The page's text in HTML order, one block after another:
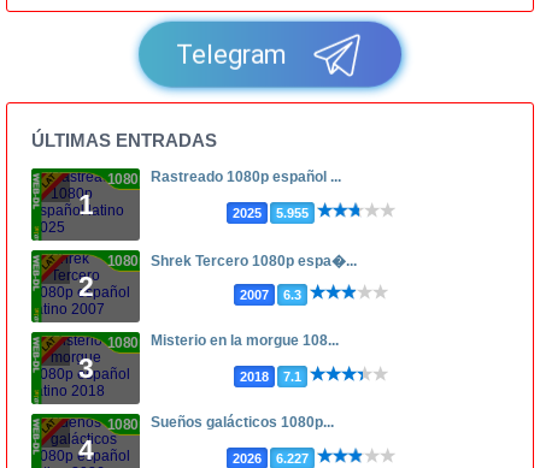
Telegram
ÚLTIMAS ENTRADAS
1
1080p Rastreado 1080p español ...
2025 5.955
2
1080p Shrek Tercero 1080p espa�...
2007 6.3
3
1080p Misterio en la morgue 108...
2018 7.1
4
1080p Sueños galácticos 1080p...
2026 6.227